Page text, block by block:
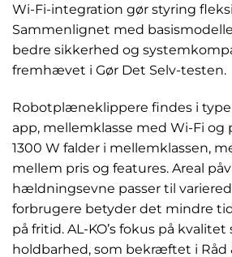
Wi-Fi-integration gør styring
Sammenlignet med
bedre sikkerhed og
fremhævet i Gør Det Selv-testen.
Robotplæneklippere findes i
app, mellemklasse med Wi-Fi og
1300 W falder i mellemklassen,
mellem pris og features. Areal
hældningsevne passer til
forbrugere betyder det mindre
på fritid. AL-KO’s fokus på kvalitet
holdbarhed, som bekræftet i Råd